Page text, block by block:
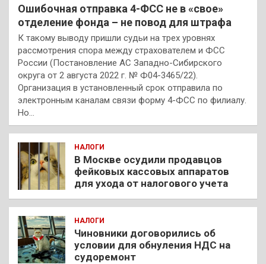
Ошибочная отправка 4-ФСС не в «свое»
отделение фонда – не повод для штрафа
К такому выводу пришли судьи на трех уровнях
рассмотрения спора между страхователем и ФСС
России (Постановление АС Западно-Сибирского
округа от 2 августа 2022 г. № Ф04-3465/22).
Организация в установленный срок отправила по
электронным каналам связи форму 4-ФСС по филиалу.
Но…
НАЛОГИ
В Москве осудили продавцов
фейковых кассовых аппаратов
для ухода от налогового учета
НАЛОГИ
Чиновники договорились об
условии для обнуления НДС на
судоремонт